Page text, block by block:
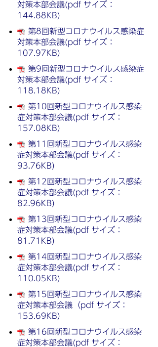
対策本部会議(pdf サイズ：
144.88KB)
第8回新型コロナウイルス感染症
対策本部会議(pdf サイズ：
107.97KB)
第9回新型コロナウイルス感染症
対策本部会議(pdf サイズ：
118.18KB)
第10回新型コロナウイルス感染
症対策本部会議(pdf サイズ：
157.08KB)
第11回新型コロナウイルス感染
症対策本部会議(pdf サイズ：
93.76KB)
第12回新型コロナウイルス感染
症対策本部会議(pdf サイズ：
82.96KB)
第13回新型コロナウイルス感染
症対策本部会議(pdf サイズ：
81.71KB)
第14回新型コロナウイルス感染
症対策本部会議(pdf サイズ：
110.05KB)
第15回新型コロナウイルス感染
症対策本部会議（pdf サイズ：
153.69KB)
第16回新型コロナウイルス感染
症対策本部会議(pdf サイズ：